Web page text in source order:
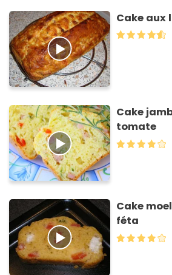
Cake aux
Cake
tomate
Cake
féta